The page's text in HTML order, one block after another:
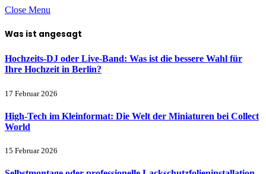
Close Menu
Was ist angesagt
Hochzeits-DJ oder Live-Band: Was ist die bessere Wahl für
Ihre Hochzeit in Berlin?
17 Februar 2026
High-Tech im Kleinformat: Die Welt der Miniaturen bei Collect
World
15 Februar 2026